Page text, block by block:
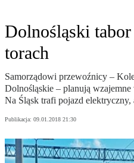
Dolnośląski
torach
Samorządowi przewoźnicy –
Dolnośląskie – planują
Na Śląsk trafi pojazd
Publikacja: 09.01.2018 21:30